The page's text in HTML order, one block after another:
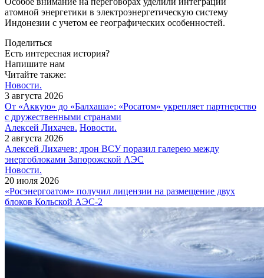
атомной энергетики в электроэнергетическую систему
Индонезии с учетом ее географических особенностей.
Поделиться
Есть интересная история?
Напишите нам
Читайте также:
Новости.
3 августа 2026
От «Аккую» до «Балхаша»: «Росатом» укрепляет партнерство
с дружественными странами
Алексей Лихачев. Новости.
2 августа 2026
Алексей Лихачев: дрон ВСУ поразил галерею между
энергоблоками Запорожской АЭС
Новости.
20 июля 2026
«Росэнергоатом» получил лицензии на размещение двух
блоков Кольской АЭС‑2